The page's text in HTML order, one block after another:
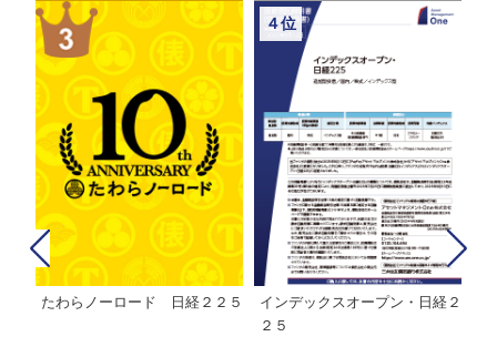
たわらノーロード 日経２２５
４位
インデックスオープン・日経２
２５